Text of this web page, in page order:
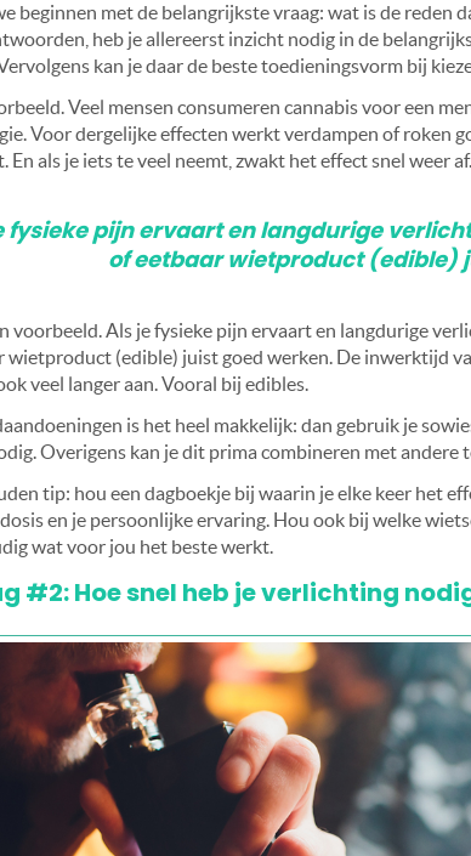
beginnen met de belangrijkste vraag: wat is de reden
heb je allereerst inzicht nodig in de
kan je daar de beste toedieningsvorm bij
Veel mensen consumeren cannabis voor een
Voor dergelijke effecten werkt verdampen of roken
En als je iets te veel neemt, zwakt het effect snel weer af.
fysieke pijn ervaart en langdurige
of eetbaar wietproduct (edible)
voorbeeld. Als je fysieke pijn ervaart en langdurige
wietproduct (edible) juist goed werken. De inwerktijd
veel langer aan. Vooral bij edibles.
is het heel makkelijk: dan gebruik je
Overigens kan je dit prima combineren met andere
tip: hou een dagboekje bij waarin je elke keer het
en je persoonlijke ervaring. Hou ook bij welke
wat voor jou het beste werkt.
#2: Hoe snel heb je verlichting